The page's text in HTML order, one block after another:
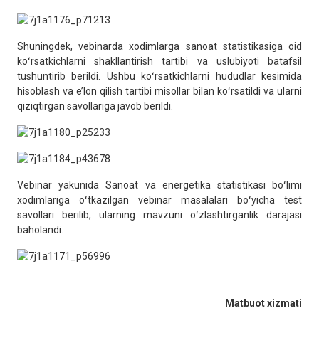
Shuningdek, vebinarda xodimlarga sanoat statistikasiga oid
koʻrsatkichlarni shakllantirish tartibi va uslubiyoti batafsil
tushuntirib berildi. Ushbu koʻrsatkichlarni hududlar kesimida
hisoblash va e’lon qilish tartibi misollar bilan koʻrsatildi va ularni
qiziqtirgan savollariga javob berildi.
Vebinar yakunida Sanoat va energetika statistikasi boʻlimi
xodimlariga oʻtkazilgan vebinar masalalari boʻyicha test
savollari berilib, ularning mavzuni oʻzlashtirganlik darajasi
baholandi.
Matbuot xizmati